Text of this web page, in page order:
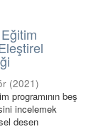
(2021)
programının beş
incelemek
desen